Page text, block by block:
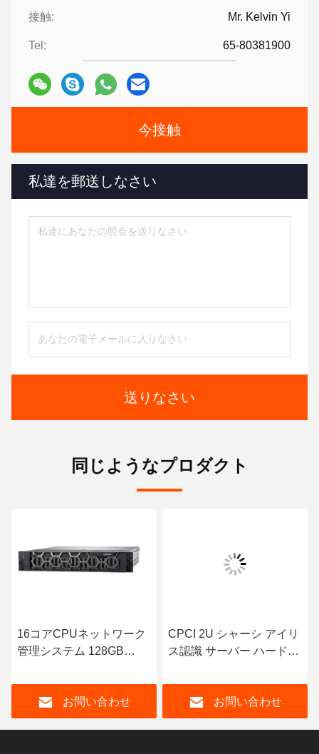
接触: Mr. Kelvin Yi
Tel: 65-80381900
今接触
私達を郵送しなさい
送りなさい
同じようなプロダクト
16コアCPUネットワーク
管理システム 128GB
お問い合わせ
CPCI 2U シャーシ アイリ
ス認識 サーバー ハードウ
お問い合わせ